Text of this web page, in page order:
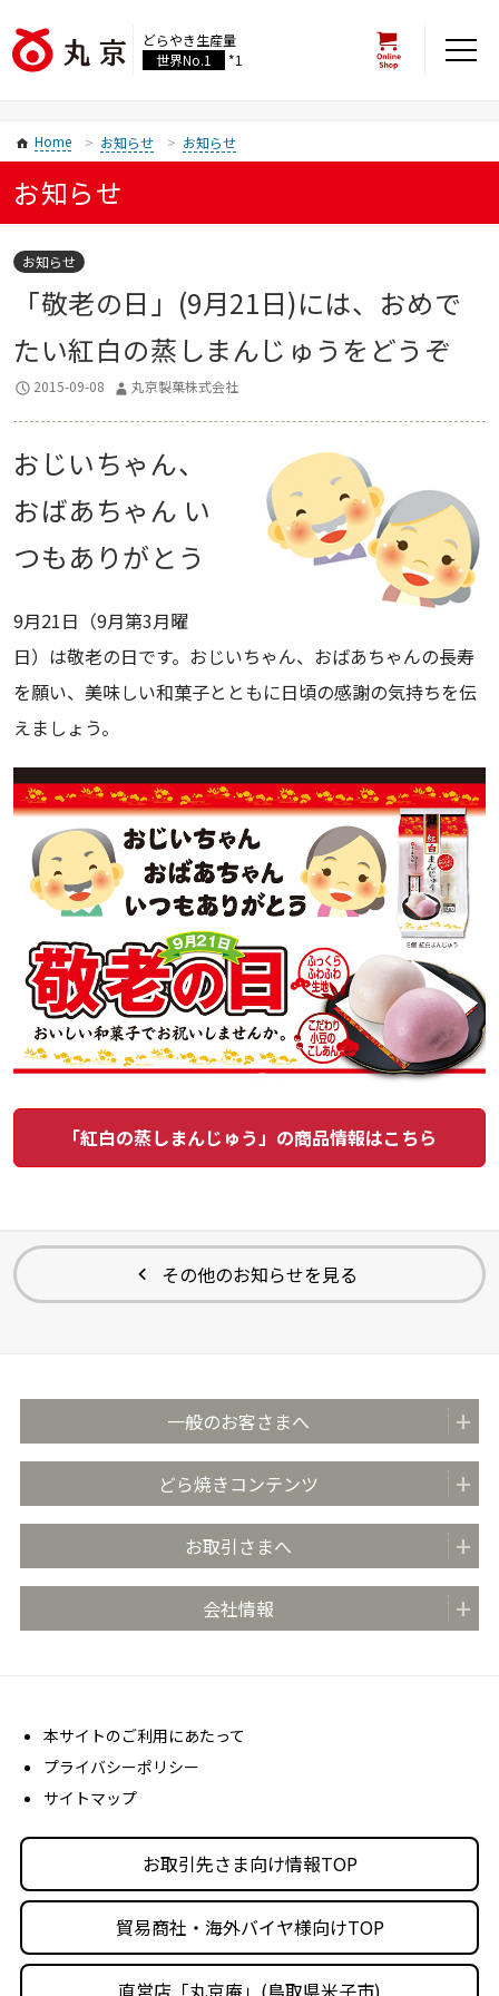
どらやき生産量
世界No.1
*1
Home お知らせ お知らせ
お知らせ
お知らせ
「敬老の日」(9月21日)には、おめで
たい紅白の蒸しまんじゅうをどうぞ
2015-09-08 丸京製菓株式会社
おじいちゃん、
おばあちゃん い
つもありがとう
9月21日（9月第3月曜
日）は敬老の日です。おじいちゃん、おばあちゃんの長寿
を願い、美味しい和菓子とともに日頃の感謝の気持ちを伝
えましょう。
「紅白の蒸しまんじゅう」の商品情報はこちら
その他のお知らせを見る
一般のお客さまへ
全国の販売店
おいしさのこだわり
安心・安全の取り組み
どら焼きコンテンツ
どらやきのまち米子
どらやきの日 (4月4日)
お取引さまへ
お取引先さま向け情報TOP
商品カタログ
会社情報
経営理念
沿革
丸京の事業体
人材育成・社会活動
本サイトのご利用にあたって
プライバシーポリシー
サイトマップ
お取引先さま向け情報TOP
貿易商社・海外バイヤ様向けTOP
直営店「丸京庵」(鳥取県米子市)